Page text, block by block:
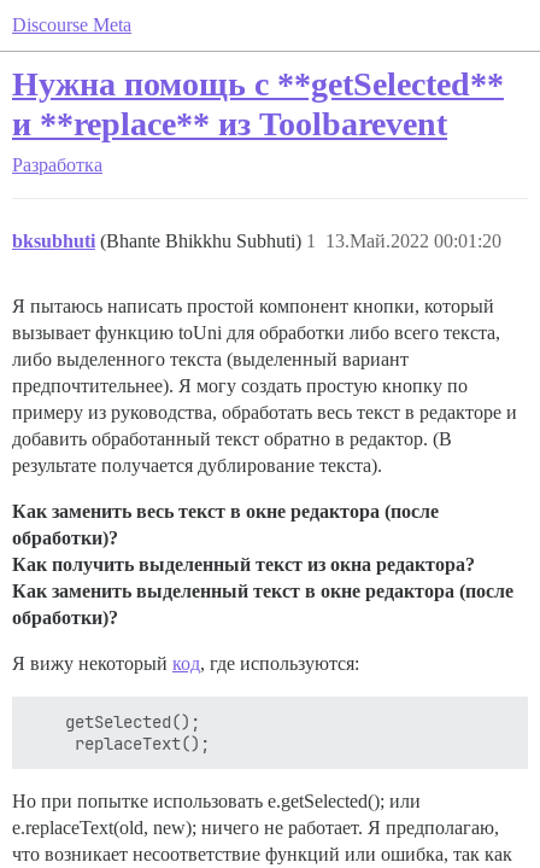
Discourse Meta
Нужна помощь с **getSelected**
и **replace** из Toolbarevent
Разработка
bksubhuti (Bhante Bhikkhu Subhuti) 13.Май.2022 00:01:20
1
Я пытаюсь написать простой компонент кнопки, который
вызывает функцию toUni для обработки либо всего текста,
либо выделенного текста (выделенный вариант
предпочтительнее). Я могу создать простую кнопку по
примеру из руководства, обработать весь текст в редакторе и
добавить обработанный текст обратно в редактор. (В
результате получается дублирование текста).
Как заменить весь текст в окне редактора (после
обработки)?
Как получить выделенный текст из окна редактора?
Как заменить выделенный текст в окне редактора (после
обработки)?
Я вижу некоторый код, где используются:
    getSelected();
Но при попытке использовать e.getSelected(); или
e.replaceText(old, new); ничего не работает. Я предполагаю,
что возникает несоответствие функций или ошибка, так как